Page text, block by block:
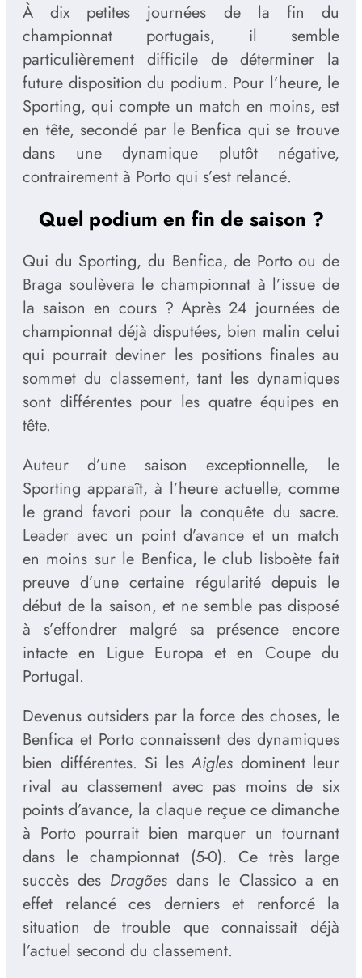
À dix petites journées de la fin du
championnat portugais, il semble
particulièrement difficile de déterminer la
future disposition du podium. Pour l’heure, le
Sporting, qui compte un match en moins, est
en tête, secondé par le Benfica qui se trouve
dans une dynamique plutôt négative,
contrairement à Porto qui s’est relancé.
Quel podium en fin de saison ?
Qui du Sporting, du Benfica, de Porto ou de
Braga soulèvera le championnat à l’issue de
la saison en cours ? Après 24 journées de
championnat déjà disputées, bien malin celui
qui pourrait deviner les positions finales au
sommet du classement, tant les dynamiques
sont différentes pour les quatre équipes en
tête.
Auteur d’une saison exceptionnelle, le
Sporting apparaît, à l’heure actuelle, comme
le grand favori pour la conquête du sacre.
Leader avec un point d’avance et un match
en moins sur le Benfica, le club lisboète fait
preuve d’une certaine régularité depuis le
début de la saison, et ne semble pas disposé
à s’effondrer malgré sa présence encore
intacte en Ligue Europa et en Coupe du
Portugal.
Devenus outsiders par la force des choses, le
Benfica et Porto connaissent des dynamiques
bien différentes. Si lesAigles dominent leur
rival au classement avec pas moins de six
points d’avance, la claque reçue ce dimanche
à Porto pourrait bien marquer un tournant
dans le championnat (5-0). Ce très large
succès des Dragões dans le Classico a en
effet relancé ces derniers et renforcé la
situation de trouble que connaissait déjà
l’actuel second du classement.